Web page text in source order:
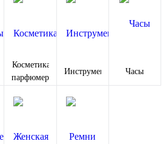
Косметика и
парфюмерия
Инструменты Часы